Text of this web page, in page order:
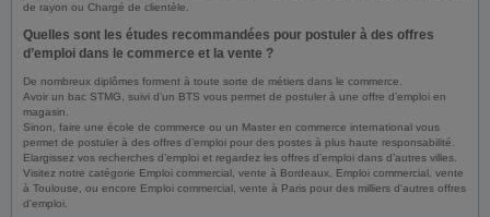
de rayon ou Chargé de clientèle.
Quelles sont les études recommandées pour postuler à des offres
d’emploi dans le commerce et la vente ?
De nombreux diplômes forment à toute sorte de métiers dans le commerce.
Avoir un bac STMG, suivi d’un BTS vous permet de postuler à une offre d’emploi en
magasin.
Sinon, faire une école de commerce ou un Master en commerce international vous
permet de postuler à des offres d’emploi pour des postes à plus haute responsabilité.
Elargissez vos recherches d’emploi et regardez les offres d’emploi dans d’autres villes.
Visitez notre catégorie Emploi commercial, vente à Bordeaux, Emploi commercial, vente
à Toulouse, ou encore Emploi commercial, vente à Paris pour des milliers d'autres offres
d'emploi.